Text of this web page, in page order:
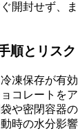
開封せず、
順とリスク
凍保存が有
コレートを
や密閉容器
時の水分影